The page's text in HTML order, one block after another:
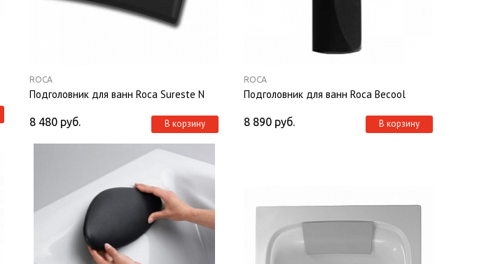
ROCA
Подголовник для ванн Roca Sureste N
8 480 руб. В корзину
ROCA
Подголовник для ванн Roca Becool
8 890 руб. В корзину